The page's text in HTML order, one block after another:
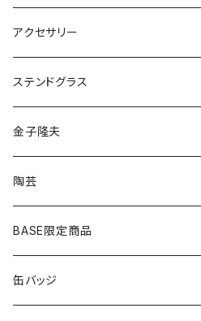
ペンダント
ゴールド
シルバー
ピアス
ゴールド
シルバー
アクセサリー
ネックレス
ピアス
イヤリング
ヘアゴム
ポニーフック
ステンドグラス
アクセサリー
イヤリング
ピアス
雑貨・小物
金子隆夫
陶芸
BASE限定商品
缶バッジ